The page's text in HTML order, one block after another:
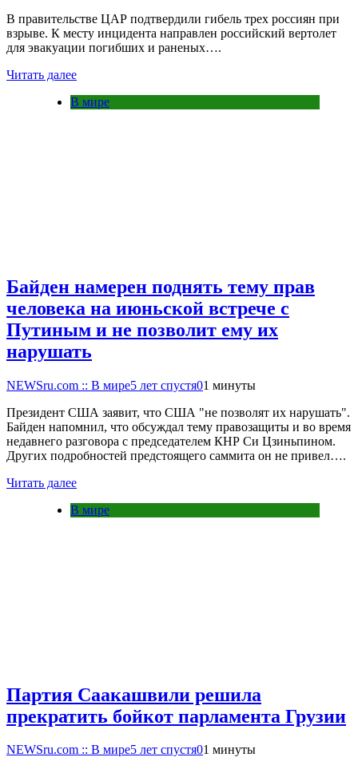
В правительстве ЦАР подтвердили гибель трех россиян при
взрыве. К месту инцидента направлен российский вертолет
для эвакуации погибших и раненых….
Читать далее
В мире
Байден намерен поднять тему прав
человека на июньской встрече с
Путиным и не позволит ему их
нарушать
NEWSru.com :: В мире5 лет спустя01 минуты
Президент США заявит, что США "не позволят их нарушать".
Байден напомнил, что обсуждал тему правозащиты и во время
недавнего разговора с председателем КНР Си Цзиньпином.
Других подробностей предстоящего саммита он не привел….
Читать далее
В мире
Партия Саакашвили решила
прекратить бойкот парламента Грузии
NEWSru.com :: В мире5 лет спустя01 минуты